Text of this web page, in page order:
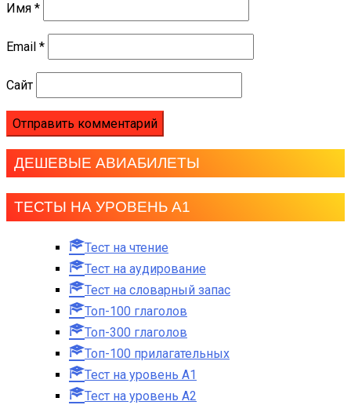
Имя *
Email *
Сайт
ДЕШЕВЫЕ АВИАБИЛЕТЫ
ТЕСТЫ НА УРОВЕНЬ А1
Тест на чтение
Тест на аудирование
Тест на словарный запас
Топ-100 глаголов
Топ-300 глаголов
Топ-100 прилагательных
Тест на уровень A1
Тест на уровень A2